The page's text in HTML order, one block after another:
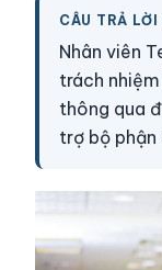
CÂU TRẢ LỜI
Nhân viên
trách
thông qua
trợ bộ phận